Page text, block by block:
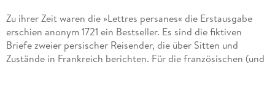
Zu ihrer Zeit waren die »Lettres persanes« die Erstausgabe
erschien anonym 1721 ein Bestseller. Es sind die fiktiven
Briefe zweier persischer Reisender, die über Sitten und
Zustände in Frankreich berichten. Für die französischen (und